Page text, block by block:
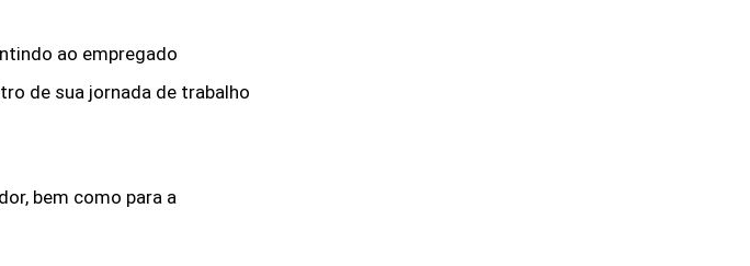
ao empregado
de sua jornada de trabalho
bem como para a